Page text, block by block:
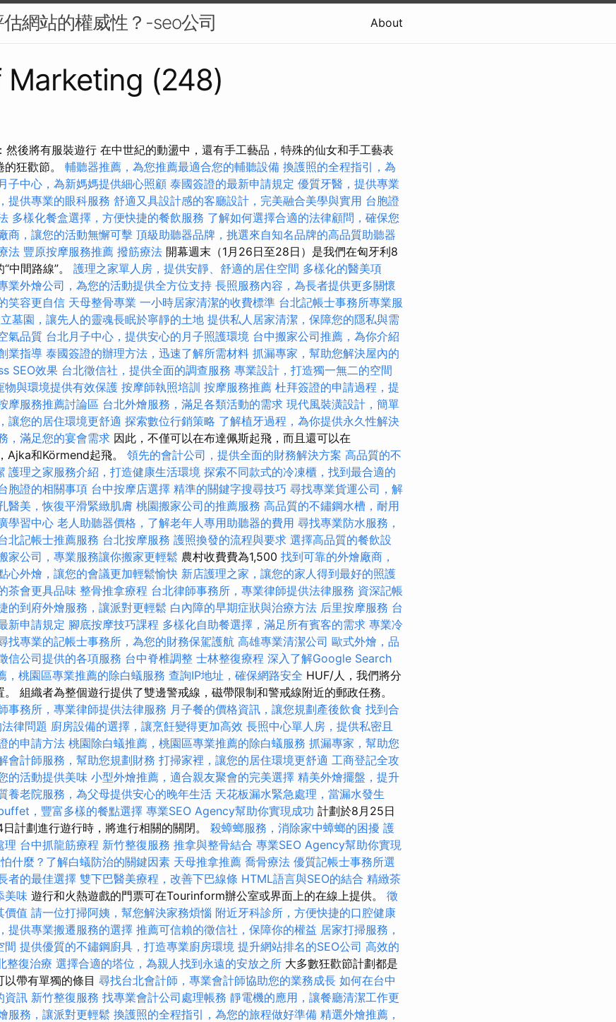
網站的權威性？-seo公司 About
Marketing (248)
後將有服裝遊行 在中世紀的動盪中，還有手工藝品，特殊的仙女和手工藝表
狂歡節。 輔聽器推薦，為您推薦最適合您的輔聽設備 換護照的全程指引，為
子中心，為新媽媽提供細心照顧 泰國簽證的最新申請規定 優質牙醫，提供專業
提供專業的眼科服務 舒適又具設計感的客廳設計，完美融合美學與實用 台胞證
多樣化餐盒選擇，方便快捷的餐飲服務 了解如何選擇合適的法律顧問，確保您
商，讓您的活動無懈可擊 頂級助聽器品牌，挑選來自知名品牌的高品質助聽器
法 豐原按摩服務推薦 撥筋療法 開幕週末（1月26日至28日）是我們在匈牙利8
中間路線”。 護理之家單人房，提供安靜、舒適的居住空間 多樣化的醫美項
業外燴公司，為您的活動提供全方位支持 長照服務內容，為長者提供更多關懷
笑容更自信 天母整骨專業 一小時居家清潔的收費標準 台北記帳士事務所專業服
墓園，讓先人的靈魂長眠於寧靜的土地 提供私人居家清潔，保障您的隱私與需
氣品質 台北月子中心，提供安心的月子照護環境 台中搬家公司推薦，為你介紹
業指導 泰國簽證的辦理方法，迅速了解所需材料 抓漏專家，幫助您解決屋內的
SEO效果 台北徵信社，提供全面的調查服務 專業設計，打造獨一無二的空間
物與環境提供有效保護 按摩師執照培訓 按摩服務推薦 杜拜簽證的申請過程，提
摩服務推薦討論區 台北外燴服務，滿足各類活動的需求 現代風裝潢設計，簡單
讓您的居住環境更舒適 探索數位行銷策略 了解植牙過程，為你提供永久性解決
，滿足您的宴會需求 因此，不僅可以在布達佩斯起飛，而且還可以在
和Körmend起飛。 領先的會計公司，提供全面的財務解決方案 高品質的不
護理之家服務介紹，打造健康生活環境 探索不同款式的冷凍櫃，找到最合適的
胞證的相關事項 台中按摩店選擇 精準的關鍵字搜尋技巧 尋找專業貨運公司，解
醫美，恢復平滑緊緻肌膚 桃園搬家公司的推薦服務 高品質的不鏽鋼水槽，耐用
學習中心 老人助聽器價格，了解老年人專用助聽器的費用 尋找專業防水服務，
北記帳士推薦服務 台北按摩服務 護照換發的流程與要求 選擇高品質的餐飲設
家公司，專業服務讓你搬家更輕鬆 農村收費費為1,500 找到可靠的外燴廠商，
心外燴，讓您的會議更加輕鬆愉快 新店護理之家，讓您的家人得到最好的照護
茶會更具品味 整骨推拿療程 台北律師事務所，專業律師提供法律服務 資深記帳
的到府外燴服務，讓派對更輕鬆 白內障的早期症狀與治療方法 后里按摩服務 台
新申請規定 腳底按摩技巧課程 多樣化自助餐選擇，滿足所有賓客的需求 專業冷
找專業的記帳士事務所，為您的財務保駕護航 高雄專業清潔公司 歐式外燴，品
信公司提供的各項服務 台中脊椎調整 士林整復療程 深入了解Google Search
，桃園區專業推薦的除白蟻服務 查詢IP地址，確保網路安全 HUF/人，我們將分
組織者為整個遊行提供了雙邊警戒線，磁帶限制和警戒線附近的郵政任務。
事務所，專業律師提供法律服務 月子餐的價格資訊，讓您規劃產後飲食 找到合
律問題 廚房設備的選擇，讓烹飪變得更加高效 長照中心單人房，提供私密且
的申請方法 桃園除白蟻推薦，桃園區專業推薦的除白蟻服務 抓漏專家，幫助您
會計師服務，幫助您規劃財務 打掃家裡，讓您的居住環境更舒適 工商登記全攻
的活動提供美味 小型外燴推薦，適合親友聚會的完美選擇 精美外燴擺盤，提升
養老院服務，為父母提供安心的晚年生活 天花板漏水緊急處理，當漏水發生
，豐富多樣的餐點選擇 專業SEO Agency幫助你實現成功 計劃於8月25日
計劃進行遊行時，將進行相關的關閉。 殺蟑螂服務，消除家中蟑螂的困擾 護
理 台中抓龍筋療程 新竹整復服務 推拿與整骨結合 專業SEO Agency幫助你實現
什麼？了解白蟻防治的關鍵因素 天母推拿推薦 喬骨療法 優質記帳士事務所選
者的最佳選擇 雙下巴醫美療程，改善下巴線條 HTML語言與SEO的結合 精緻茶
美味 遊行和火熱遊戲的門票可在Tourinform辦公室或界面上的在線上提供。 徵
價值 請一位打掃阿姨，幫您解決家務煩惱 附近牙科診所，方便快捷的口腔健康
提供專業搬遷服務的選擇 推薦可信賴的徵信社，保障你的權益 居家打掃服務，
間 提供優質的不鏽鋼廚具，打造專業廚房環境 提升網站排名的SEO公司 高效的
整復治療 選擇合適的塔位，為親人找到永遠的安放之所 大多數狂歡節計劃都是
帶有單獨的條目 尋找台北會計師，專業會計師協助您的業務成長 如何在台中
資訊 新竹整復服務 找專業會計公司處理帳務 靜電機的應用，讓餐廳清潔工作更
服務，讓派對更輕鬆 換護照的全程指引，為您的旅程做好準備 精選外燴推薦，